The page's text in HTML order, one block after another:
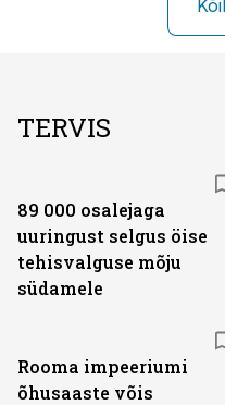
TERVIS
89 000 osalejaga
uuringust selgus öise
tehisvalguse mõju
südamele
Rooma impeeriumi
õhusaaste võis